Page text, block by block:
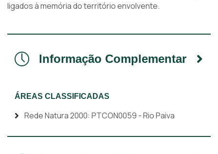
ligados à memória do território envolvente.
Informação Complementar
ÁREAS CLASSIFICADAS
Rede Natura 2000: PTCON0059 - Rio Paiva